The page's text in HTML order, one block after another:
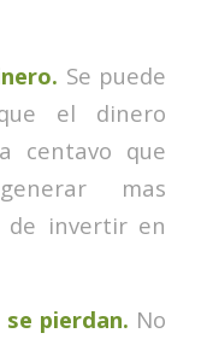
Se puede
el dinero
centavo que
mas
de invertir en
pierdan. No